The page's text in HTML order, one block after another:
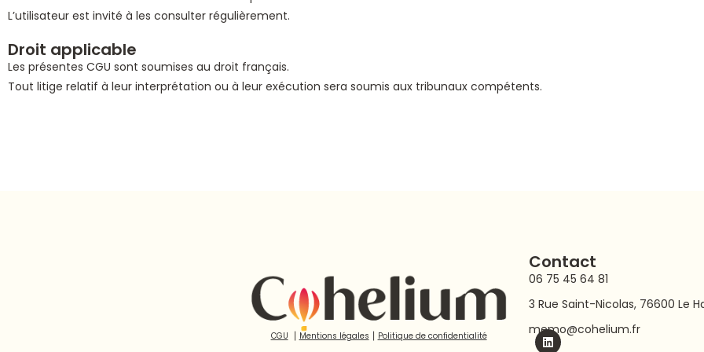
L’utilisateur est invité à les consulter régulièrement.
Droit applicable
Les présentes CGU sont soumises au droit français.
Tout litige relatif à leur interprétation ou à leur exécution sera soumis aux tribunaux compétents.
CGU ⎮ Mentions légales ⎮ Politique de confidentialité
Contact
06 75 45 64 81
3 Rue Saint-Nicolas, 76600 Le
memo@cohelium.fr